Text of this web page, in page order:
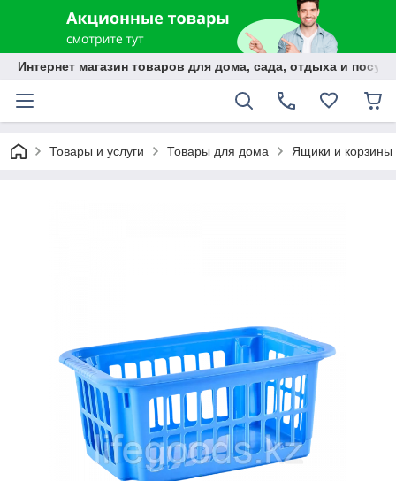
Интернет магазин товаров для дома, сада, отдыха и
Товары и услуги Товары для дома Ящики и корзины